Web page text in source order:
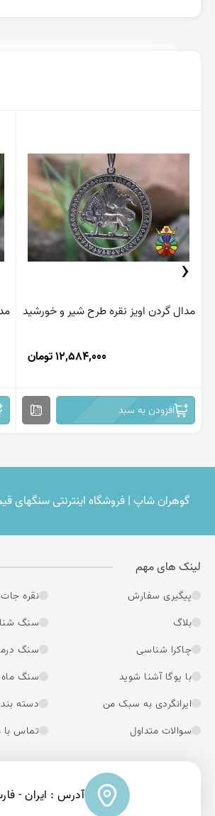
مدال گردن اویز نقره طرح شیر و خورشید
12,584,000 تومان
افزودن به سبد
‹
گوهران شاپ | فروشگاه اینترنتی سنگهای
لینک های مهم
پیگیری سفارش
نقره جات
بلاگ
سنگ
چاکرا شناسی
سنگ
با یوگا آشنا شوید
سنگ ماه
ایرانگردی به سبک من
دسته
سوالات متداول
تماس با
آدرس : ایران -